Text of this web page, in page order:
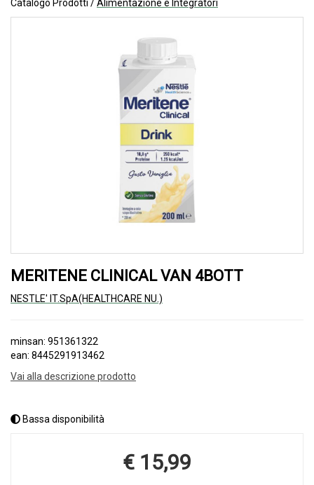
Catalogo Prodotti /Alimentazione e Integratori
MERITENE CLINICAL VAN 4BOTT
NESTLE' IT.SpA(HEALTHCARE NU.)
minsan: 951361322
ean: 8445291913462
Vai alla descrizione prodotto
Bassa disponibilità
Prezzo
€ 15,99